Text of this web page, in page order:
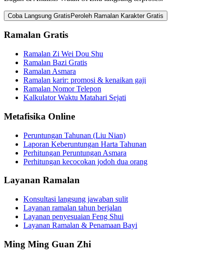
Coba Langsung GratisPeroleh Ramalan Karakter Gratis
Ramalan Gratis
Ramalan Zi Wei Dou Shu
Ramalan Bazi Gratis
Ramalan Asmara
Ramalan karir: promosi & kenaikan gaji
Ramalan Nomor Telepon
Kalkulator Waktu Matahari Sejati
Metafisika Online
Peruntungan Tahunan (Liu Nian)
Laporan Keberuntungan Harta Tahunan
Perhitungan Peruntungan Asmara
Perhitungan kecocokan jodoh dua orang
Layanan Ramalan
Konsultasi langsung jawaban sulit
Layanan ramalan tahun berjalan
Layanan penyesuaian Feng Shui
Layanan Ramalan & Penamaan Bayi
Ming Ming Guan Zhi